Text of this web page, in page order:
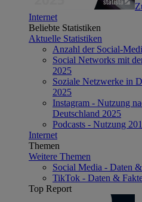
Internet
Beliebte Statistiken
Aktuelle Statistiken
Anzahl der Social-
Social Networks mit
2025
Soziale Netzwerke in
2025
Instagram - Nutzung
Deutschland 2025
Podcasts - Nutzung
Internet
Themen
Weitere Themen
Social Media - Daten
TikTok - Daten &
Top Report